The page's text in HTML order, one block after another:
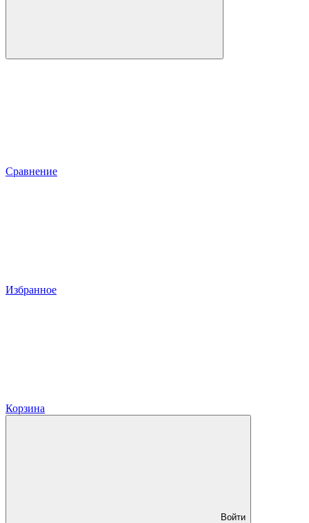
Сравнение
Избранное
Корзина
Войти